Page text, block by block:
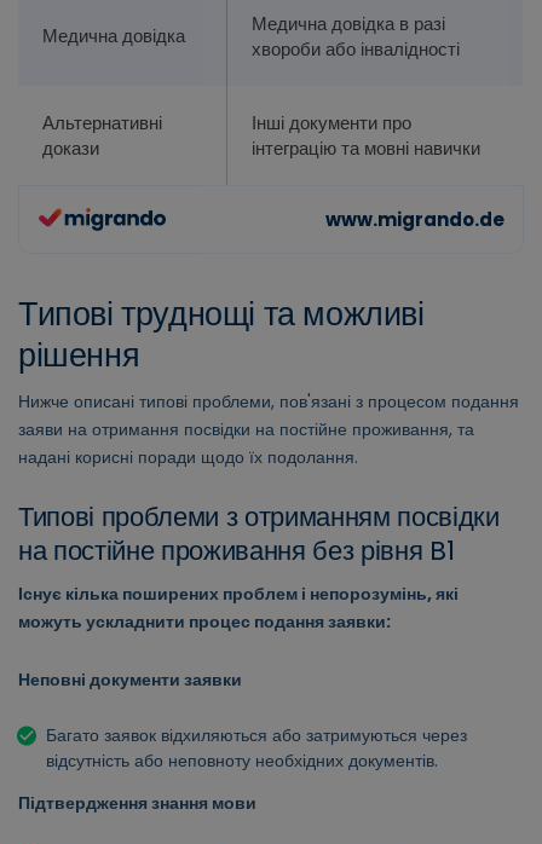
Медична довідка
Медична довідка в разі
хвороби або інвалідності
Альтернативні
докази
Інші документи про
інтеграцію та мовні навички
Типові труднощі та можливі
рішення
Нижче описані типові проблеми, пов'язані з процесом подання
заяви на отримання посвідки на постійне проживання, та
надані корисні поради щодо їх подолання.
Типові проблеми з отриманням посвідки
на постійне проживання без рівня B1
Існує кілька поширених проблем і непорозумінь, які
можуть ускладнити процес подання заявки:
Неповні документи заявки
Багато заявок відхиляються або затримуються через
відсутність або неповноту необхідних документів.
Підтвердження знання мови